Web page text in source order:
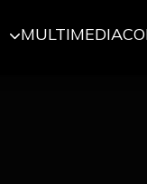
MULTIMEDIA